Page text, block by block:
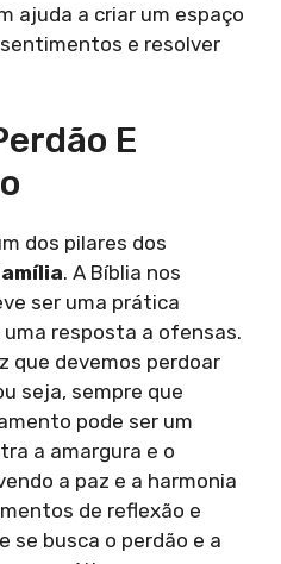
ajuda a criar um espaço
e resolver
E
dos pilares dos
. A Bíblia nos
ser uma prática
resposta a ofensas.
que devemos perdoar
seja, sempre que
pode ser um
a amargura e o
a paz e a harmonia
de reflexão e
se busca o perdão e a